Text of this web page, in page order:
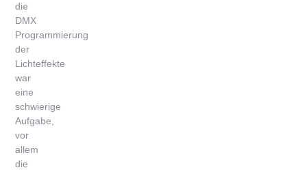
die
DMX
Programmierung
der
Lichteffekte
war
eine
schwierige
Aufgabe,
vor
allem
die